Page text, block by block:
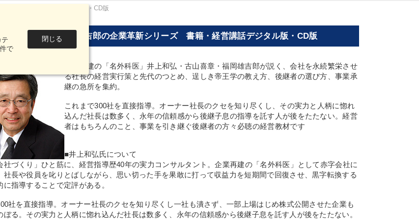
で
閉じる
書籍・経営講話デジタル版・CD版
・古山喜章・福岡雄吉郎の企業革新シリーズ 書籍・経営講話デジタル版・CD版
企業再建の「名外科医」井上和弘・古山喜章・福岡雄吉郎が説く、会社を永続繁栄させ
る社長の経営実行策と先代のつとめ、逞しき帝王学の教え方、後継者の選び方、事業承
継の急所を集約。
これまで300社を直接指導。オーナー社長のクセを知り尽くし、その実力と人柄に惚れ
込んだ社長は数多く、永年の信頼感から後継子息の指導を託す人が後をたたない。経営
者はもちろんのこと、事業を引き継ぐ後継者の方々必聴の経営教材です
■井上和弘氏について
社づくり」ひと筋に、経営指導歴40年の実力コンサルタント。企業再建の「名外科医」として赤字会社に
社長や役員を叱りとばしながら、思い切った手を果敢に打って収益力を短期間で回復させ、黒字転換する
に指導することで定評がある。
社を直接指導。オーナー社長のクセを知り尽くし一社も潰さず、一部上場はじめ株式公開させた企業も
ぼる。その実力と人柄に惚れ込んだ社長は数多く、永年の信頼感から後継子息を託す人が後をたたない。